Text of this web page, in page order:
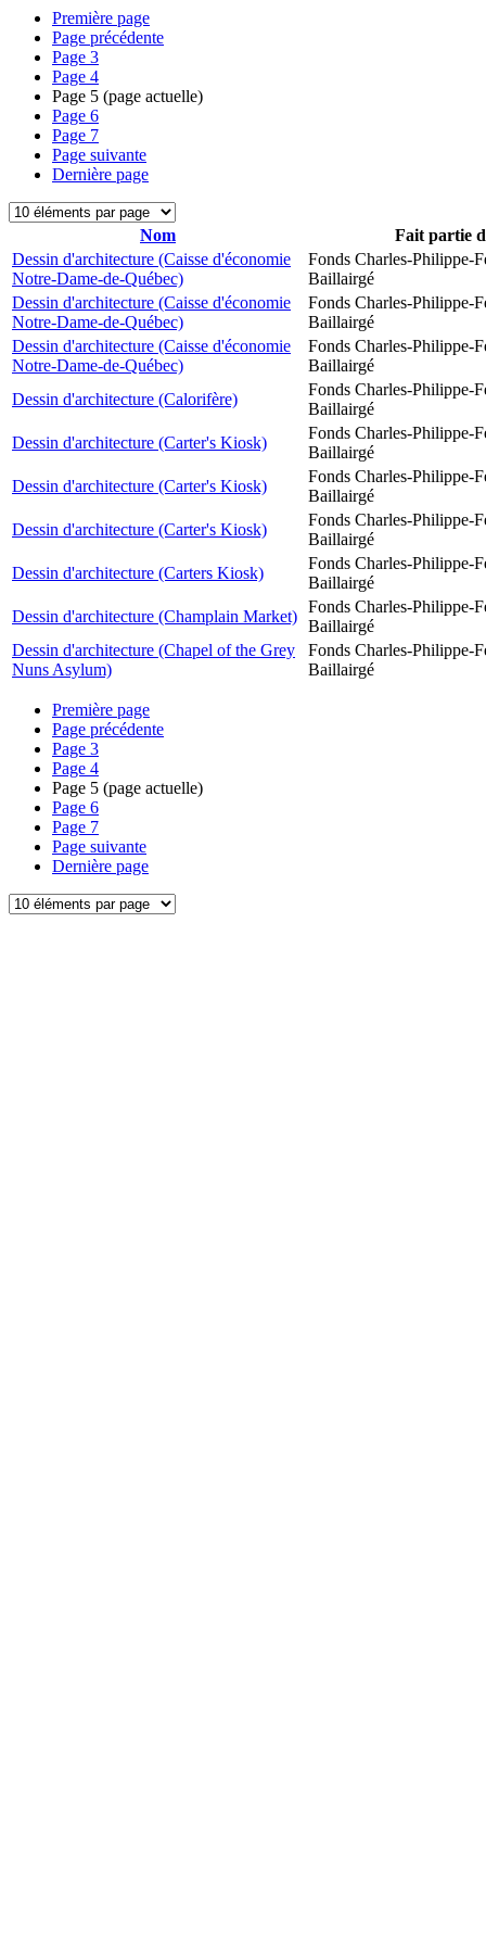
Première page
Page précédente
Page 3
Page 4
Page 5 (page actuelle)
Page 6
Page 7
Page suivante
Dernière page
Nom
Fait partie
Dessin d'architecture (Caisse d'économie
Notre-Dame-de-Québec)
Fonds Charles-Philippe-
Baillairgé
Dessin d'architecture (Caisse d'économie
Notre-Dame-de-Québec)
Fonds Charles-Philippe-
Baillairgé
Dessin d'architecture (Caisse d'économie
Notre-Dame-de-Québec)
Fonds Charles-Philippe-
Baillairgé
Dessin d'architecture (Calorifère)
Fonds Charles-Philippe-
Baillairgé
Dessin d'architecture (Carter's Kiosk)
Fonds Charles-Philippe-
Baillairgé
Dessin d'architecture (Carter's Kiosk)
Fonds Charles-Philippe-
Baillairgé
Dessin d'architecture (Carter's Kiosk)
Fonds Charles-Philippe-
Baillairgé
Dessin d'architecture (Carters Kiosk)
Fonds Charles-Philippe-
Baillairgé
Dessin d'architecture (Champlain Market)
Fonds Charles-Philippe-
Baillairgé
Dessin d'architecture (Chapel of the Grey
Nuns Asylum)
Fonds Charles-Philippe-
Baillairgé
Première page
Page précédente
Page 3
Page 4
Page 5 (page actuelle)
Page 6
Page 7
Page suivante
Dernière page